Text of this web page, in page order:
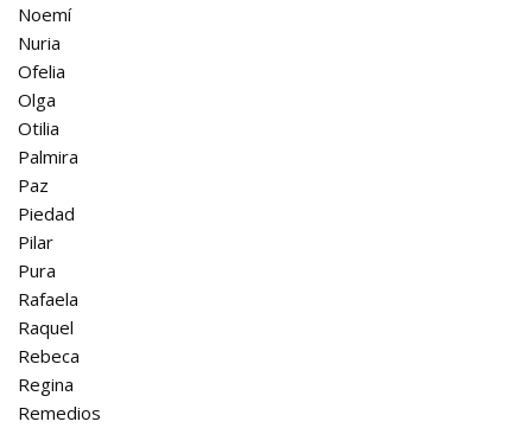
Noemí
Nuria
Ofelia
Olga
Otilia
Palmira
Paz
Piedad
Pilar
Pura
Rafaela
Raquel
Rebeca
Regina
Remedios